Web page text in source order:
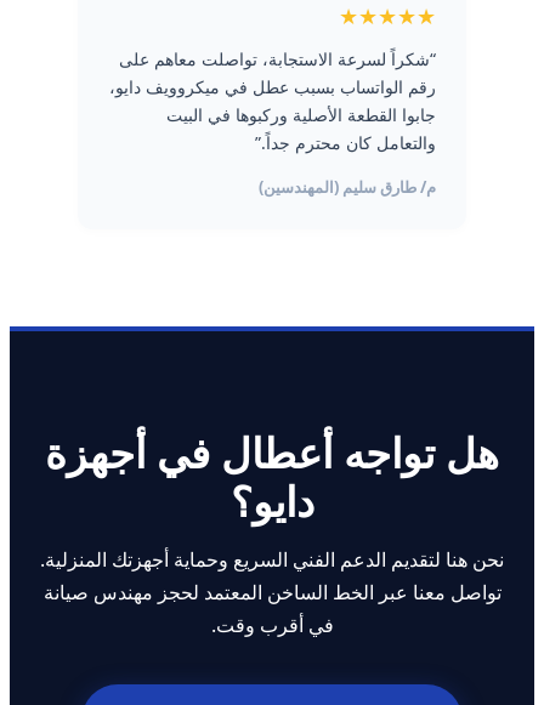
★★★★★
“شكراً لسرعة الاستجابة، تواصلت معاهم على
رقم الواتساب بسبب عطل في ميكروويف دايو،
جابوا القطعة الأصلية وركبوها في البيت
والتعامل كان محترم جداً.”
م/ طارق سليم (المهندسين)
هل تواجه أعطال في أجهزة
دايو؟
نحن هنا لتقديم الدعم الفني السريع وحماية أجهزتك المنزلية.
تواصل معنا عبر الخط الساخن المعتمد لحجز مهندس صيانة
في أقرب وقت.